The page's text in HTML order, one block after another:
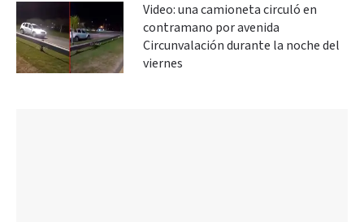
Video: una camioneta circuló en
contramano por avenida
Circunvalación durante la noche del
viernes